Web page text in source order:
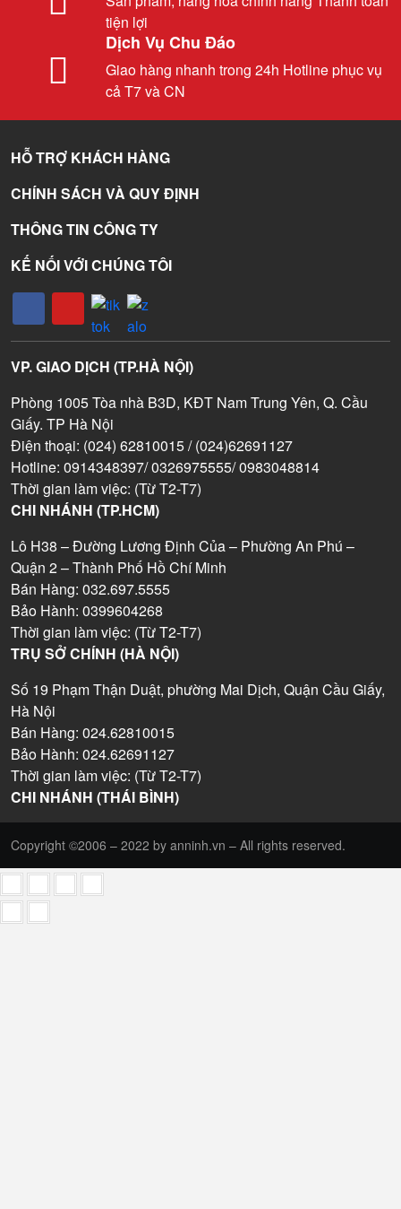
tiện lợi
Dịch Vụ Chu Đáo
Giao hàng nhanh trong 24h Hotline phục vụ
cả T7 và CN
HỖ TRỢ KHÁCH HÀNG
CHÍNH SÁCH VÀ QUY ĐỊNH
THÔNG TIN CÔNG TY
KẾ NỐI VỚI CHÚNG TÔI
VP. GIAO DỊCH (TP.HÀ NỘI)
Phòng 1005 Tòa nhà B3D, KĐT Nam Trung Yên, Q. Cầu
Giấy. TP Hà Nội
Điện thoại: (024) 62810015 / (024)62691127
Hotline: 0914348397/ 0326975555/ 0983048814
Thời gian làm việc: (Từ T2-T7)
CHI NHÁNH (TP.HCM)
Lô H38 – Đường Lương Định Của – Phường An Phú –
Quận 2 – Thành Phố Hồ Chí Minh
Bán Hàng: 032.697.5555
Bảo Hành: 0399604268
Thời gian làm việc: (Từ T2-T7)
TRỤ SỞ CHÍNH (HÀ NỘI)
Số 19 Phạm Thận Duật, phường Mai Dịch, Quận Cầu Giấy,
Hà Nội
Bán Hàng: 024.62810015
Bảo Hành: 024.62691127
Thời gian làm việc: (Từ T2-T7)
CHI NHÁNH (THÁI BÌNH)
Copyright ©2006 – 2022 by anninh.vn – All rights reserved.